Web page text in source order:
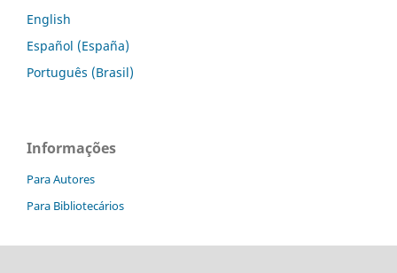
English
Español (España)
Português (Brasil)
Informações
Para Autores
Para Bibliotecários